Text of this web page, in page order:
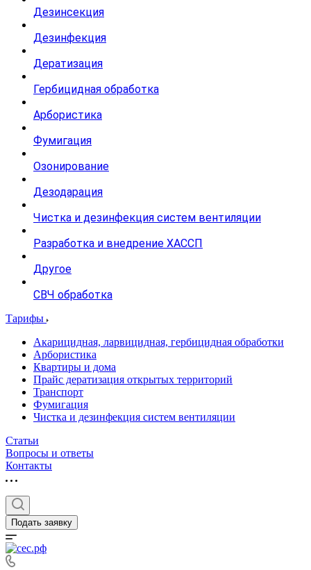
Дезинсекция
Дезинфекция
Дератизация
Гербицидная обработка
Арбористика
Фумигация
Озонирование
Дезодарация
Чистка и дезинфекция систем вентиляции
Разработка и внедрение ХАССП
Другое
СВЧ обработка
Тарифы
Акарицидная, ларвицидная, гербицидная обработки
Арбористика
Квартиры и дома
Прайс дератизация открытых территорий
Транспорт
Фумигация
Чистка и дезинфекция систем вентиляции
Статьи
Вопросы и ответы
Контакты
Подать заявку